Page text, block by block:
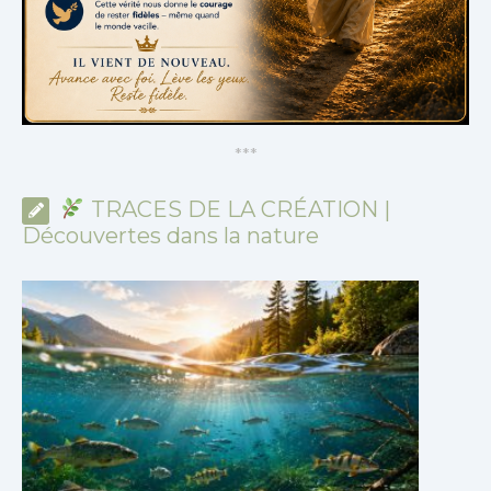
***
TRACES DE LA CRÉATION |
Découvertes dans la nature